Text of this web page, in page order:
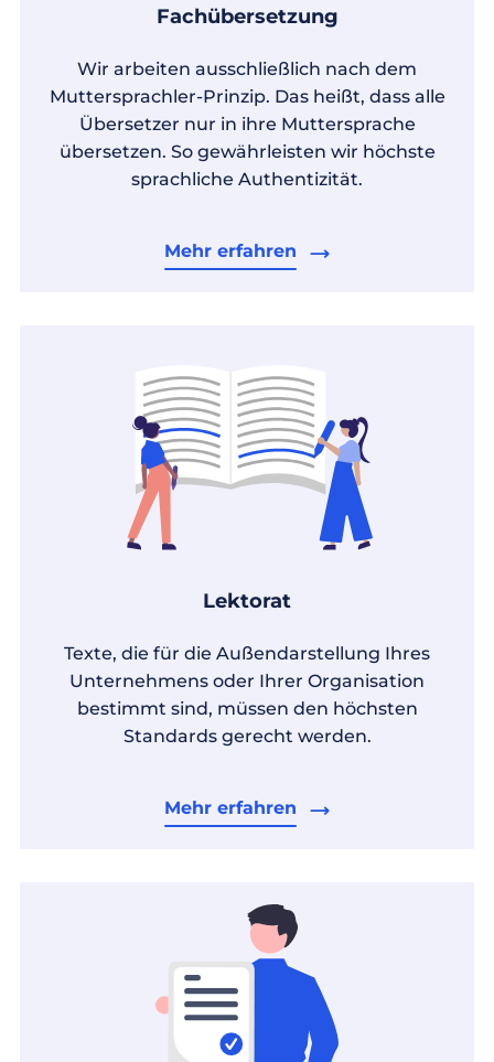
Fachübersetzung
Wir arbeiten ausschließlich nach dem
Muttersprachler-Prinzip. Das heißt, dass alle
Übersetzer nur in ihre Muttersprache
übersetzen. So gewährleisten wir höchste
sprachliche Authentizität.
Mehr erfahren
Lektorat
Texte, die für die Außendarstellung Ihres
Unternehmens oder Ihrer Organisation
bestimmt sind, müssen den höchsten
Standards gerecht werden.
Mehr erfahren